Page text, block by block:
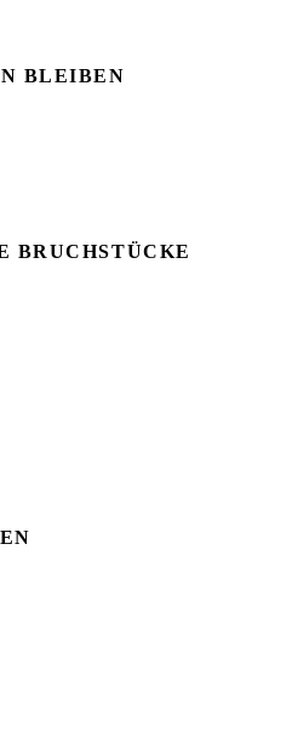
BLEIBEN
BRUCHSTÜCKE